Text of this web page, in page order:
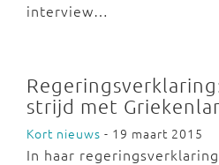
interview…
strijd met
Kort nieuws - 19 maart 2015
In haar